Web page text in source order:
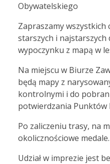
Obywatelskiego
Zapraszamy wszystkich
starszych i najstarszych
wypoczynku z mapą w
Na miejscu w Biurze
będą mapy z
kontrolnymi i do
potwierdzania Punktów
Po zaliczeniu trasy, na
okolicznościowe medale.
Udział w imprezie jest